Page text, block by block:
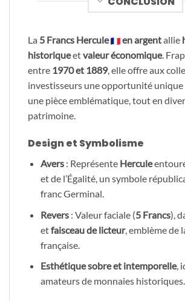
La 5 Francs Hercule en argentallie
historiqueetvaleur économique.
entre 1970 et 1889, elle offre aux
investisseurs une opportunité unique
une pièce emblématique, tout en
patrimoine.
Design et Symbolisme
Avers: Représente Hercule
et de l’Égalité, un symbole
franc Germinal.
Revers: Valeur faciale (5 Francs),
etfaisceau de licteur, emblème de
française.
Esthétique sobre et intemporelle,
amateurs de monnaies historiques.